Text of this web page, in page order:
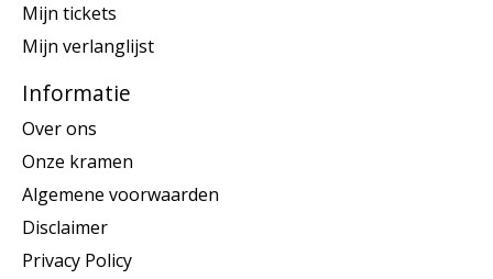
Mijn tickets
Mijn verlanglijst
Informatie
Over ons
Onze kramen
Algemene voorwaarden
Disclaimer
Privacy Policy